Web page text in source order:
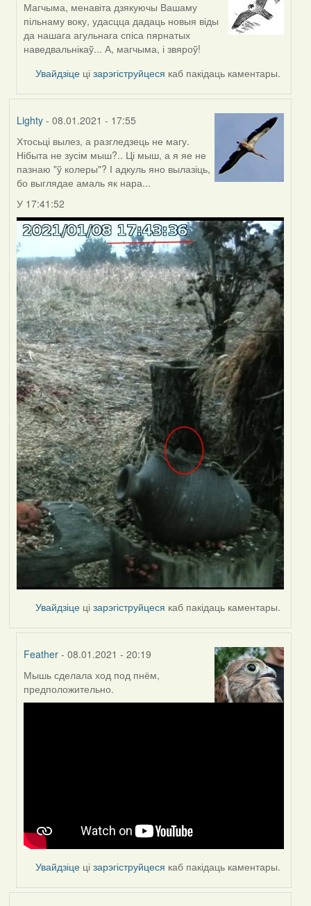
In
reply
to
by
Harrier
Магчыма, менавіта дзякуючы Вашаму
пільнаму воку, удасцца дадаць новыя віды
да нашага агульнага спіса пярнатых
наведвальнікаў... А, магчыма, і звяроў!
Увайдзіце цізарэгіструйцеся каб пакідаць каментары.
Lighty- 08.01.2021 - 17:55
Хтосьці вылез, а разгледзець не магу.
Нібыта не зусім мыш?.. Ці мыш, а я яе не
пазнаю "ў колеры"? І адкуль яно вылазіць,
бо выглядае амаль як нара...
У 17:41:52
Увайдзіце цізарэгіструйцеся каб пакідаць каментары.
Feather - 08.01.2021 - 20:19
In
reply
Мышь сделала ход под пнём,
предположительно.
Увайдзіце цізарэгіструйцеся каб пакідаць каментары.